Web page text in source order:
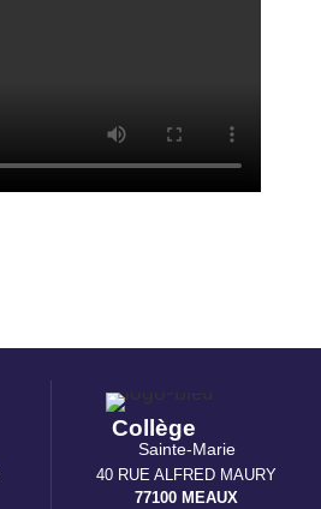
Collège
Sainte-Marie
40 RUE ALFRED MAURY
77100 MEAUX